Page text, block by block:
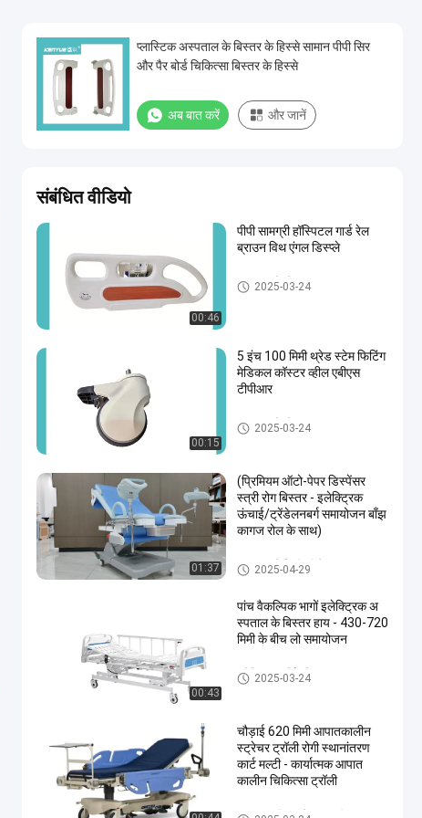
प्लास्टिक अस्पताल के बिस्तर के हिस्से सामान पीपी सिर
और पैर बोर्ड चिकित्सा बिस्तर के हिस्से
अब बात करें और जानें
संबंधित वीडियो
00:46
पीपी सामग्री हॉस्पिटल गार्ड रेल
ब्राउन विथ एंगल डिस्प्ले
अस्पताल के बिस्तर सहायक उपकरण
2025-03-24
00:15
5 इंच 100 मिमी थ्रेड स्टेम फिटिंग
मेडिकल कॉस्टर व्हील एबीएस
टीपीआर
अस्पताल के बिस्तर सहायक उपकरण
2025-03-24
01:37
(प्रिमियम ऑटो-पेपर डिस्पेंसर
स्त्री रोग बिस्तर - इलेक्ट्रिक
ऊंचाई/ट्रेंडेलनबर्ग समायोजन बाँझ
कागज रोल के साथ)
अस्पताल में डिलीवरी बेड
2025-04-29
00:43
पांच वैकल्पिक भागों इलेक्ट्रिक अ
स्पताल के बिस्तर हाय - 430-720
मिमी के बीच लो समायोजन
इलेक्ट्रिक नर्सिंग बिस्तर
2025-03-24
चौड़ाई 620 मिमी आपातकालीन
स्ट्रेचर ट्रॉली रोगी स्थानांतरण
कार्ट मल्टी - कार्यात्मक आपात
कालीन चिकित्सा ट्रॉली
आपातकालीन स्ट्रेचर ट्रॉली